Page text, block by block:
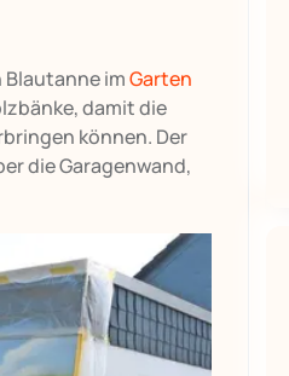
Blautanne imGarten
damit die
können. Der
die Garagenwand,